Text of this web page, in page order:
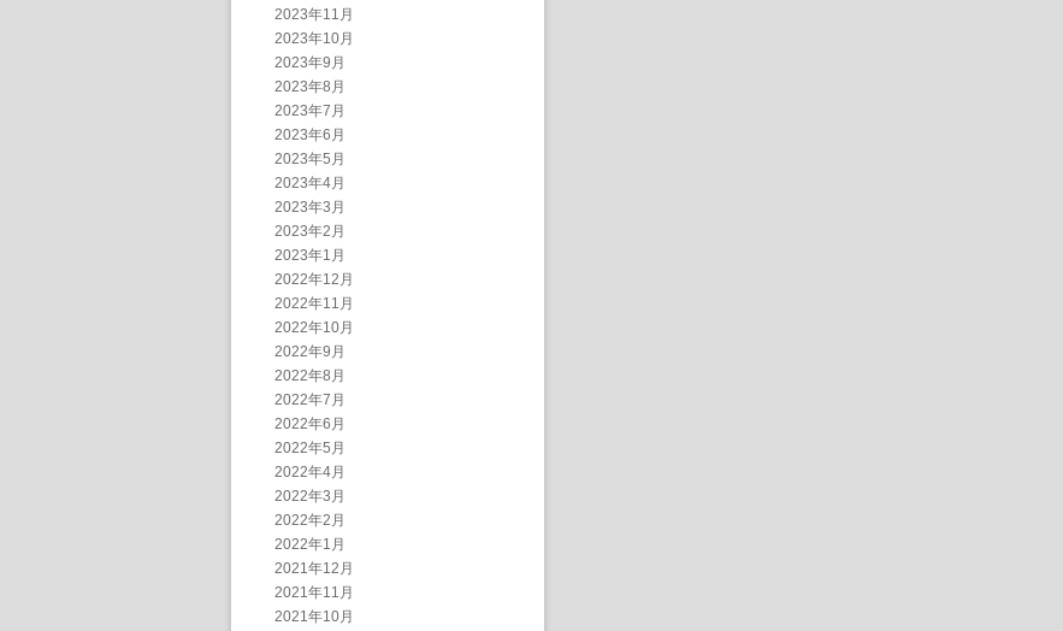
2023年11月
2023年10月
2023年9月
2023年8月
2023年7月
2023年6月
2023年5月
2023年4月
2023年3月
2023年2月
2023年1月
2022年12月
2022年11月
2022年10月
2022年9月
2022年8月
2022年7月
2022年6月
2022年5月
2022年4月
2022年3月
2022年2月
2022年1月
2021年12月
2021年11月
2021年10月